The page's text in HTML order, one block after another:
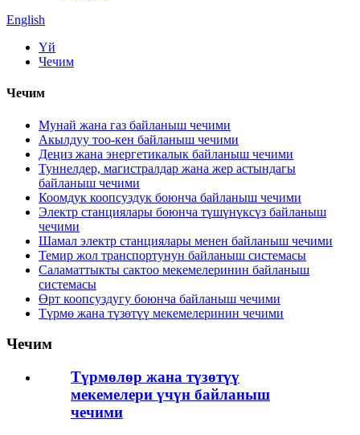
English
Үй
Чечим
Чечим
Мунай жана газ байланыш чечими
Акылдуу тоо-кен байланыш чечими
Деңиз жана энергетикалык байланыш чечими
Туннелдер, магистралдар жана жер астындагы
байланыш чечими
Коомдук коопсуздук боюнча байланыш чечими
Электр станциялары боюнча түшүнүксүз байланыш
чечими
Шамал электр станциялары менен байланыш чечими
Темир жол транспортунун байланыш системасы
Саламаттыкты сактоо мекемелеринин байланыш
системасы
Өрт коопсуздугу боюнча байланыш чечими
Түрмө жана түзөтүү мекемелеринин чечими
Чечим
Түрмөлөр жана түзөтүү
мекемелери үчүн байланыш
чечими